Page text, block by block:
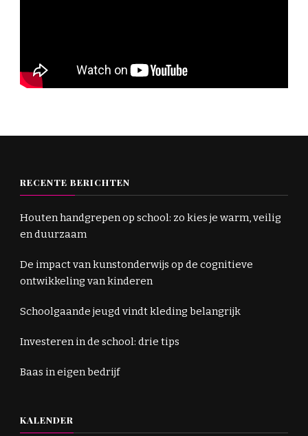
RECENTE BERICHTEN
Houten handgrepen op school: zo kies je warm, veilig
en duurzaam
De impact van kunstonderwijs op de cognitieve
ontwikkeling van kinderen
Schoolgaande jeugd vindt kleding belangrijk
Investeren in de school: drie tips
Baas in eigen bedrijf
KALENDER